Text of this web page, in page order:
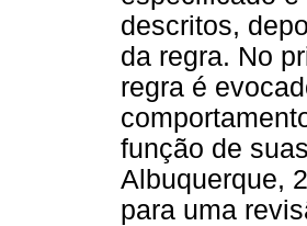
descritos,
da regra. No
regra é
função de
Albuquerque,
para uma